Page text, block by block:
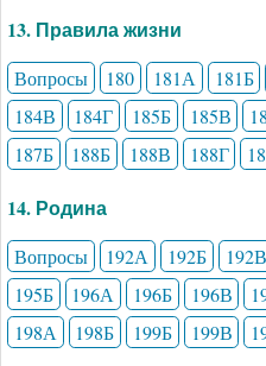
13. Правила жизни
Вопросы 180 181А 181Б
184В
184Г 185Б 185В
187Б
188Б 188В 188Г
14. Родина
Вопросы 192А 192Б 192В
195Б
196А 196Б 196В
198А
198Б 199Б 199В